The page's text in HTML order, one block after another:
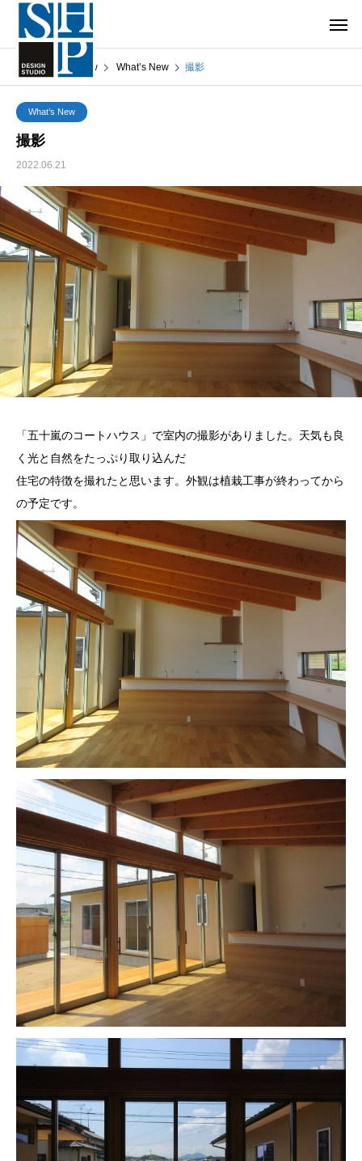
What’s New What’s New 撮影
What’s New
撮影
2022.06.21
「五十嵐のコートハウス」で室内の撮影がありました。天気も良
く光と自然をたっぷり取り込んだ
住宅の特徴を撮れたと思います。外観は植栽工事が終わってから
の予定です。